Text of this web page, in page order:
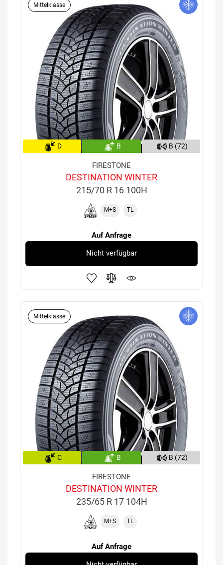
Mittelklasse
D B B (72)
FIRESTONE
DESTINATION WINTER
215/70 R 16 100H
M+S TL
Auf Anfrage
Nicht verfügbar
Mittelklasse
C B B (72)
FIRESTONE
DESTINATION WINTER
235/65 R 17 104H
M+S TL
Auf Anfrage